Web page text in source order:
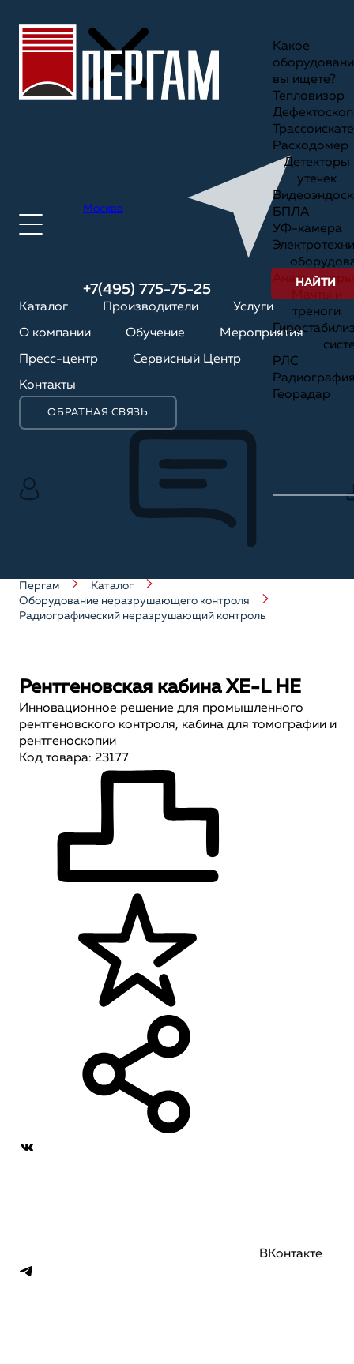
Москва
+7(495) 775-75-25
Каталог Производители Услуги
О компании Обучение Мероприятия
Пресс-центр Сервисный Центр
Контакты
ОБРАТНАЯ СВЯЗЬ
Какое
вы ищете?
Тепловизор
Дефектоскоп
Расходомер
Детекторы
утечек
БПЛА
УФ-камера
Анализаторы
треноги
РЛС
Георадар
НАЙТИ
Пергам
Каталог
Оборудование неразрушающего контроля
Радиографический неразрушающий контроль
Рентгеновская кабина XE-L HE
Инновационное решение для промышленного
рентгеновского контроля, кабина для томографии и
рентгеноскопии
Код товара: 23177
ВКонтакте